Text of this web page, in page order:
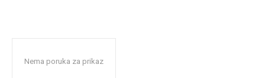
Nema poruka za prikaz